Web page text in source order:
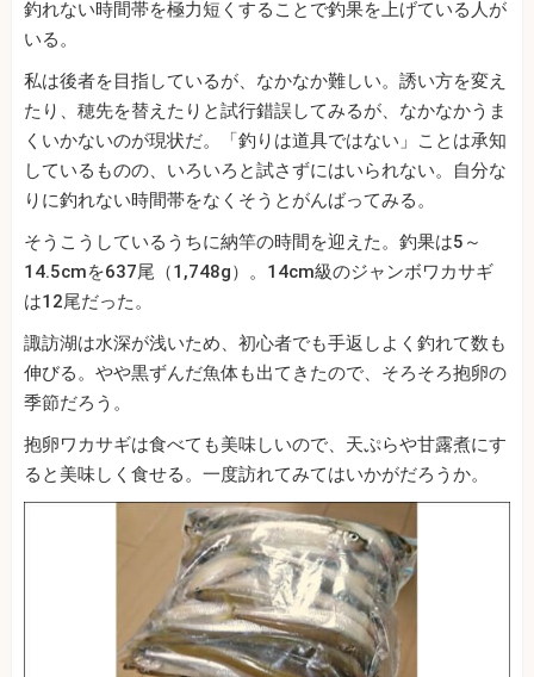
釣れない時間帯を極力短くすることで釣果を上げている人が
いる。
私は後者を目指しているが、なかなか難しい。誘い方を変え
たり、穂先を替えたりと試行錯誤してみるが、なかなかうま
くいかないのが現状だ。「釣りは道具ではない」ことは承知
しているものの、いろいろと試さずにはいられない。自分な
りに釣れない時間帯をなくそうとがんばってみる。
そうこうしているうちに納竿の時間を迎えた。釣果は5～
14.5cmを637尾（1,748g）。14cm級のジャンボワカサギ
は12尾だった。
諏訪湖は水深が浅いため、初心者でも手返しよく釣れて数も
伸びる。やや黒ずんだ魚体も出てきたので、そろそろ抱卵の
季節だろう。
抱卵ワカサギは食べても美味しいので、天ぷらや甘露煮にす
ると美味しく食せる。一度訪れてみてはいかがだろうか。